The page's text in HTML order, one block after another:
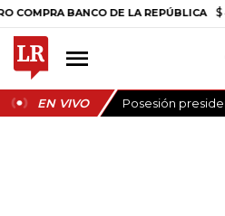
BANCO DE LA REPÚBLICA $
EN VIVO Posesión